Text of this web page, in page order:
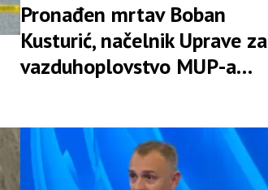
Pronađen mrtav Boban
Kusturić, načelnik Uprave za
vazduhoplovstvo MUP-a